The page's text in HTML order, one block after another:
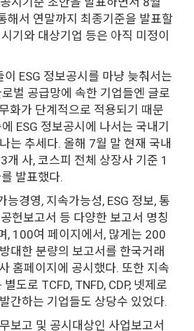
해서 연말까지 최종기준을 발표할
기와 대상기업 등은 아직 미정이
ESG 정보공시를 마냥 늦춰서는
벌 공급망에 속한 기업들엔 글로
화가 단계적으로 적용되기 때문
ESG 정보공시에 나서는 국내기
는 추세다. 올해 7월 말 현재 국내
사, 코스피 전체 상장사 기준 1
발표했다.
능경영, 지속가능성, ESG 정보, 통
헌보고서 등 다양한 보고서 명칭
, 100여 페이지에서, 많게는 200
대한 분량의 보고서를 한국거래
홈페이지에 공시했다. 또한 지속
도로 TCFD, TNFD, CDP, 넷제로
간하는 기업들도 상당수 있었다.
보고 및 공시대상인 사업보고서